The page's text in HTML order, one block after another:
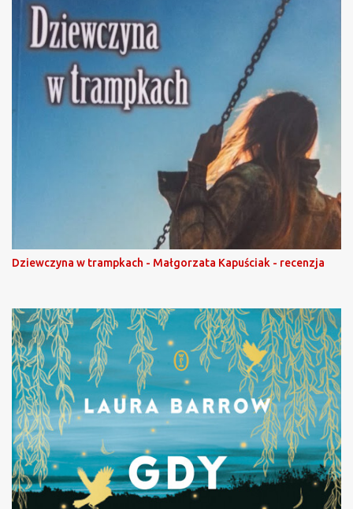
Dziewczyna w trampkach - Małgorzata Kapuściak - recenzja